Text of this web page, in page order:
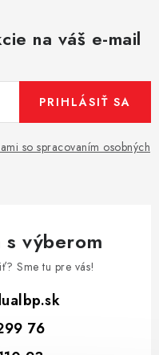
na váš e-mail
so spracovaním osobných
PRIHLÁSIŤ SA
s výberom
Sme tu pre vás!
76